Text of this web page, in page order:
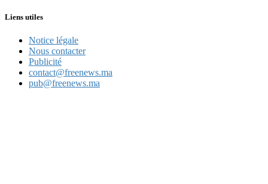
Liens utiles
Notice légale
Nous contacter
Publicité
contact@freenews.ma
pub@freenews.ma